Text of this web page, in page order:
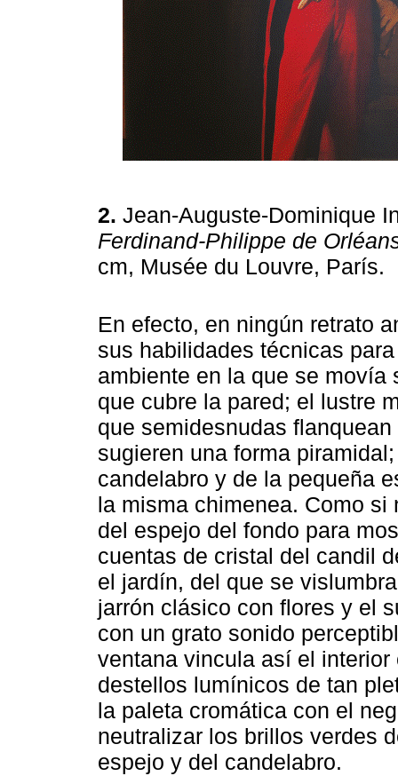
2. Jean-Auguste-Dominique
Ferdinand-Philippe de
cm, Musée du Louvre, París.
En efecto, en ningún retrato
sus habilidades técnicas
ambiente en la que se movía
que cubre la pared; el lustre
que semidesnudas
sugieren una forma
candelabro y de la pequeña
la misma chimenea. Como
del espejo del fondo para
cuentas de cristal del candil
el jardín, del que se
jarrón clásico con flores y el
con un grato sonido
ventana vincula así el
destellos lumínicos de tan
la paleta cromática con el
neutralizar los brillos verdes
espejo y del candelabro.